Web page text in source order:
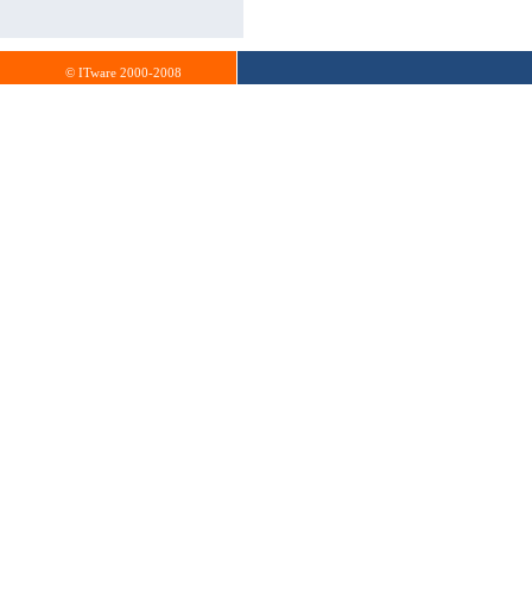
© ITware 2000-2008